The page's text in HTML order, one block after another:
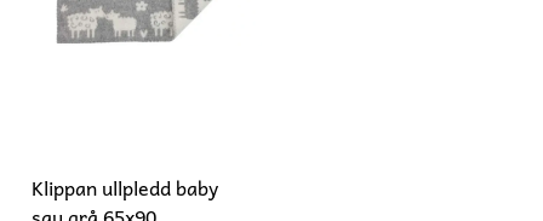
Klippan ullpledd baby